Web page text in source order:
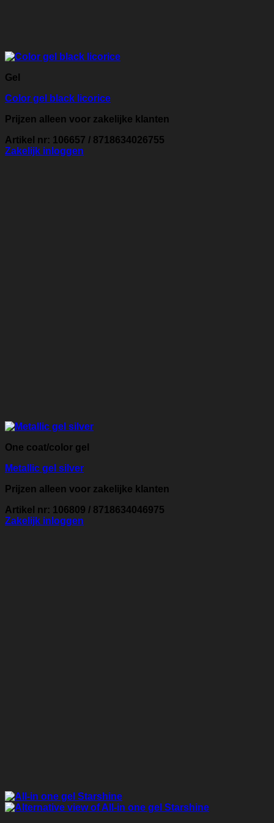
Gel
Color gel black licorice
Prijzen alleen voor zakelijke klanten
Artikel nr: 106657 / 8718634026755
Zakelijk inloggen
One coat/color gel
Metallic gel silver
Prijzen alleen voor zakelijke klanten
Artikel nr: 106809 / 8718634046975
Zakelijk inloggen